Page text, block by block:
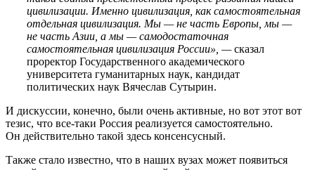
цивилизации. Именно цивилизация, как самостоятельная
отдельная цивилизация. Мы — не часть Европы, мы —
не часть Азии, а мы — самодостаточная
самостоятельная цивилизация России», —сказал
проректор Государственного академического
университета гуманитарных наук, кандидат
политических наук Вячеслав Сутырин.
И дискуссии, конечно, были очень активные, но вот этот вот
тезис, что все-таки Россия реализуется самостоятельно.
Он действительно такой здесь консенсусный.
Также стало известно, что в наших вузах может появиться